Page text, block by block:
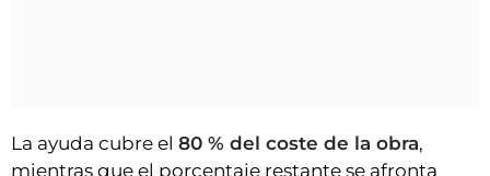
La ayuda cubre el 80 % del coste de la obra,
mientras que el porcentaje restante se afronta